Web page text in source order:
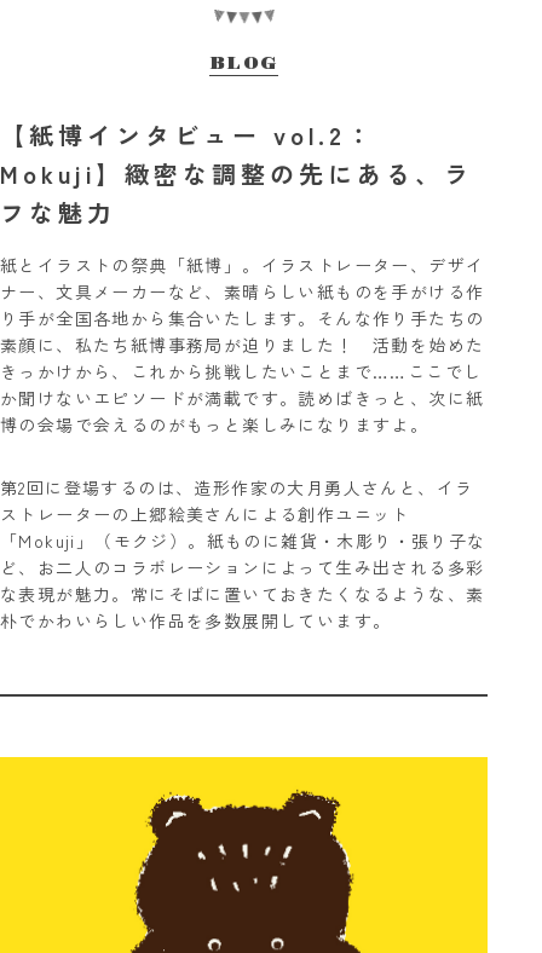
BLOG
【紙博インタビュー vol.2：
Mokuji】緻密な調整の先にある、ラ
フな魅力
紙とイラストの祭典「紙博」。イラストレーター、デザイ
ナー、文具メーカーなど、素晴らしい紙ものを手がける作
り手が全国各地から集合いたします。そんな作り手たちの
素顔に、私たち紙博事務局が迫りました！ 活動を始めた
きっかけから、これから挑戦したいことまで……ここでし
か聞けないエピソードが満載です。読めばきっと、次に紙
博の会場で会えるのがもっと楽しみになりますよ。
第2回に登場するのは、造形作家の大月勇人さんと、イラ
ストレーターの上郷絵美さんによる創作ユニット
「Mokuji」（モクジ）。紙ものに雑貨・木彫り・張り子な
ど、お二人のコラボレーションによって生み出される多彩
な表現が魅力。常にそばに置いておきたくなるような、素
朴でかわいらしい作品を多数展開しています。